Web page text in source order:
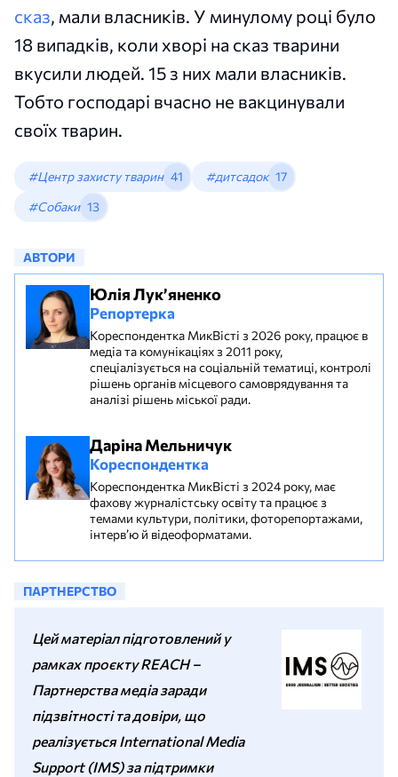
сказ, мали власників. У минулому році було
18 випадків, коли хворі на сказ тварини
вкусили людей. 15 з них мали власників.
Тобто господарі вчасно не вакцинували
своїх тварин.
#Центр захисту тварин 41 #дитсадок 17
#Собаки 13
АВТОРИ
Юлія Лук’яненко
Репортерка
Кореспондентка МикВісті з 2026 року, працює в
медіа та комунікаціях з 2011 року,
спеціалізується на соціальній тематиці, контролі
рішень органів місцевого самоврядування та
аналізі рішень міської ради.
Даріна Мельничук
Кореспондентка
Кореспондентка МикВісті з 2024 року, має
фахову журналістську освіту та працює з
темами культури, політики, фоторепортажами,
інтерв’ю й відеоформатами.
ПАРТНЕРСТВО
Цей матеріал підготовлений у
рамках проєкту REACH –
Партнерства медіа заради
підзвітності та довіри, що
реалізується International Media
Support (IMS) за підтримки